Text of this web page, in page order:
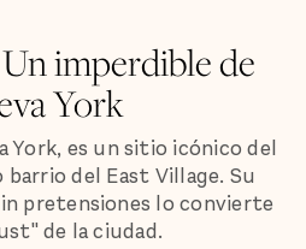
imperdible de
York
York, es un sitio icónico del
del East Village. Su
pretensiones lo convierte
de la ciudad.